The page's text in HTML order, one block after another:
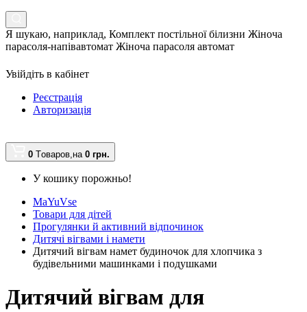
Я шукаю, наприклад, Комплект постільної білизни Жіноча
парасоля-напівавтомат Жіноча парасоля автомат
Увійдіть в кабінет
Реєстрація
Авторизація
0 Tоваров,на 0 грн.
У кошику порожньо!
MaYuVse
Товари для дітей
Прогулянки й активний відпочинок
Дитячі вігвами і намети
Дитячий вігвам намет будиночок для хлопчика з
будівельними машинками і подушками
Дитячий вігвам для